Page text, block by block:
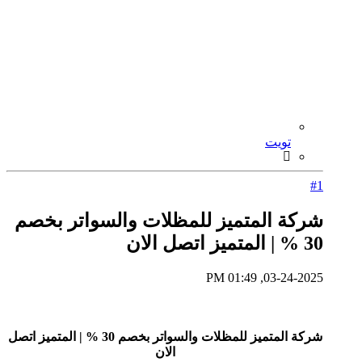
تويت
#1
شركة المتميز للمظلات والسواتر بخصم
30 % | المتميز اتصل الان
03-24-2025, 01:49 PM
شركة المتميز للمظلات والسواتر بخصم 30 % | المتميز اتصل
الان